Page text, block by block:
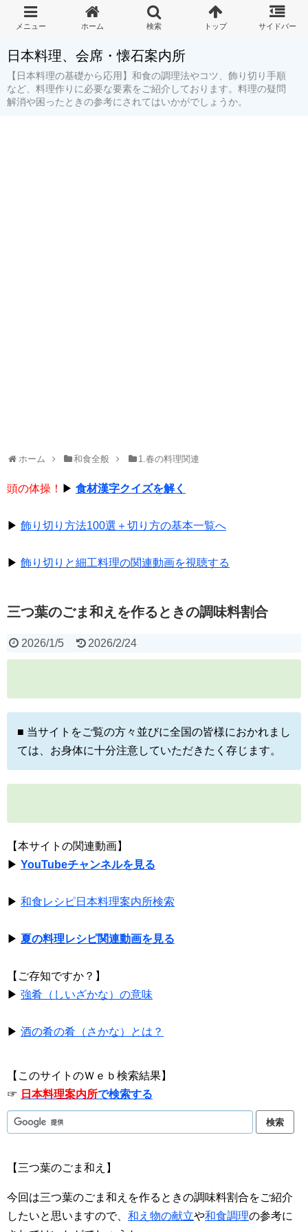
日本料理、会席・懐石案内所
【日本料理の基礎から応用】和食の調理法やコツ、飾り切り手順
など、料理作りに必要な要素をご紹介しております。料理の疑問
解消や困ったときの参考にされてはいかがでしょうか。
ホーム 和食全般 1.春の料理関連
頭の体操！ ▶ 食材漢字クイズを解く
▶ 飾り切り方法100選＋切り方の基本一覧へ
▶ 飾り切りと細工料理の関連動画を視聴する
三つ葉のごま和えを作るときの調味料割合
2026/1/5 2026/2/24
■ 当サイトをご覧の方々並びに全国の皆様におかれまし
ては、お身体に十分注意していただきたく存じます。
【本サイトの関連動画】
▶ YouTubeチャンネルを見る
▶ 和食レシピ日本料理案内所検索
▶ 夏の料理レシピ関連動画を見る
【ご存知ですか？】
▶ 強肴（しいざかな）の意味
▶ 酒の肴の肴（さかな）とは？
【このサイトのＷｅｂ検索結果】
☞ 日本料理案内所で検索する
【三つ葉のごま和え】
今回は三つ葉のごま和えを作るときの調味料割合をご紹介
したいと思いますので、 和え物の献立や和食調理の参考に